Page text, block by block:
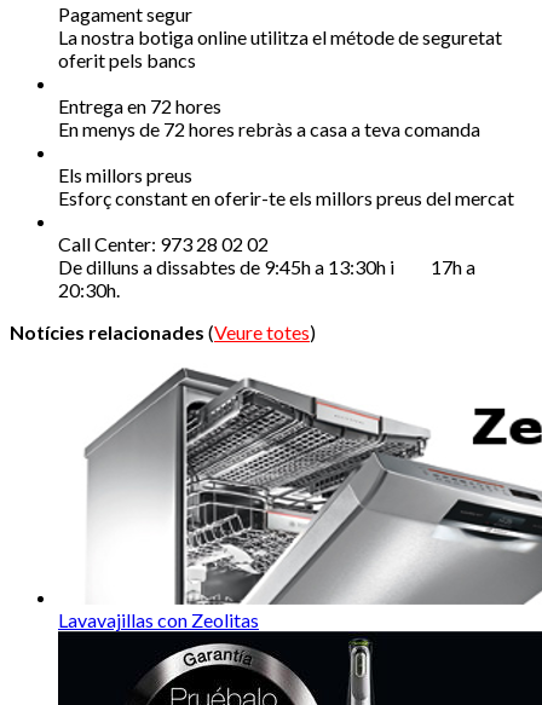
Pagament segur
La nostra botiga online utilitza el métode de seguretat
oferit pels bancs
Entrega en 72 hores
En menys de 72 hores rebràs a casa a teva comanda
Els millors preus
Esforç constant en oferir-te els millors preus del mercat
Call Center: 973 28 02 02
De dilluns a dissabtes de 9:45h a 13:30h i 17h a
20:30h.
Notícies relacionades (Veure totes)
Lavavajillas con Zeolitas